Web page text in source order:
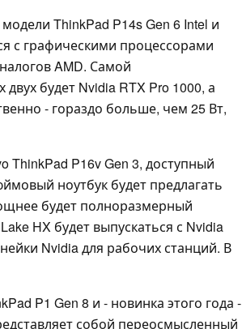
ThinkPad P14s Gen 6 Intel и
с графическими процессорами
AMD. Самой
будет Nvidia RTX Pro 1000, а
- гораздо больше, чем 25 Вт,
ThinkPad P16v Gen 3, доступный
ноутбук будет предлагать
будет полноразмерный
HX будет выпускаться с Nvidia
Nvidia для рабочих станций. В
P1 Gen 8 и - новинка этого года -
собой переосмысленный